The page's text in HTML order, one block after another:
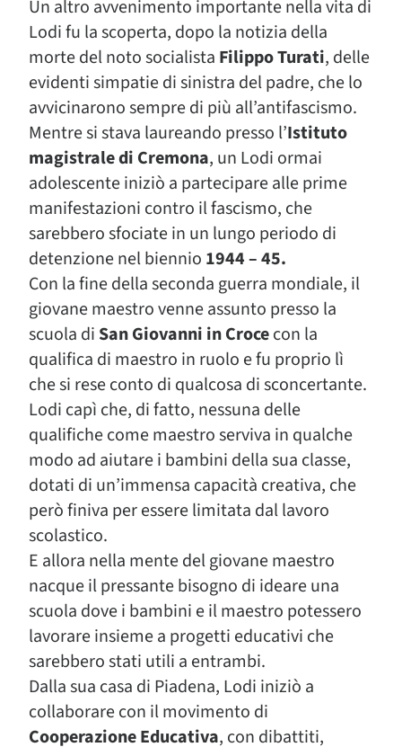
Un altro avvenimento importante nella vita di
Lodi fu la scoperta, dopo la notizia della
morte del noto socialista Filippo Turati, delle
evidenti simpatie di sinistra del padre, che lo
avvicinarono sempre di più all’antifascismo.
Mentre si stava laureando presso l’Istituto
magistrale di Cremona, un Lodi ormai
adolescente iniziò a partecipare alle prime
manifestazioni contro il fascismo, che
sarebbero sfociate in un lungo periodo di
detenzione nel biennio 1944 – 45.
Con la fine della seconda guerra mondiale, il
giovane maestro venne assunto presso la
scuola di San Giovanni in Crocecon la
qualifica di maestro in ruolo e fu proprio lì
che si rese conto di qualcosa di sconcertante.
Lodi capì che, di fatto, nessuna delle
qualifiche come maestro serviva in qualche
modo ad aiutare i bambini della sua classe,
dotati di un’immensa capacità creativa, che
però finiva per essere limitata dal lavoro
scolastico.
E allora nella mente del giovane maestro
nacque il pressante bisogno di ideare una
scuola dove i bambini e il maestro potessero
lavorare insieme a progetti educativi che
sarebbero stati utili a entrambi.
Dalla sua casa di Piadena, Lodi iniziò a
collaborare con il movimento di
Cooperazione Educativa, con dibattiti,